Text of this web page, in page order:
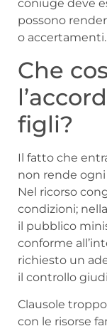
coniuge deve
possono
o accertamenti.
Che
figli?
Il fatto che
non rende
Nel ricorso
condizioni;
il pubblico
conforme
richiesto un
il controllo
Clausole
con le risorse